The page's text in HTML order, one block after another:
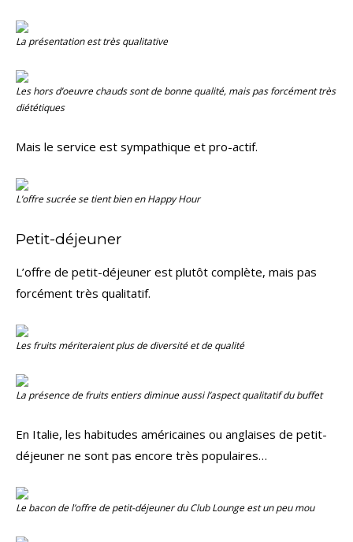
La présentation est très qualitative
Les hors d’oeuvre chauds sont de bonne qualité, mais pas forcément très
diététiques
Mais le service est sympathique et pro-actif.
L’offre sucrée se tient bien enHappy Hour
Petit-déjeuner
L’offre de petit-déjeuner est plutôt complète, mais pas
forcément très qualitatif.
Les fruits mériteraient plus de diversité et de qualité
La présence de fruits entiers diminue aussi l’aspect qualitatif du buffet
En Italie, les habitudes américaines ou anglaises de petit-
déjeuner ne sont pas encore très populaires…
Le bacon de l’offre de petit-déjeuner du Club Lounge est un peu mou